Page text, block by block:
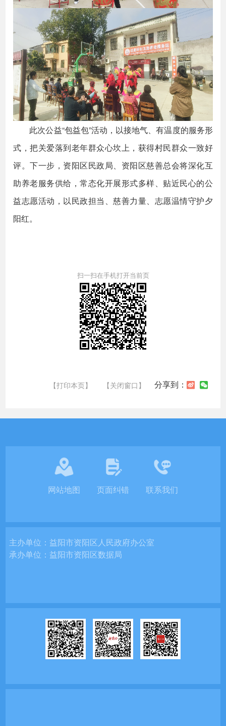
此次公益“包益包”活动，以接地气、有温度的服务形
式，把关爱落到老年群众心坎上，获得村民群众一致好
评。下一步，资阳区民政局、资阳区慈善总会将深化互
助养老服务供给，常态化开展形式多样、贴近民心的公
益志愿活动，以民政担当、慈善力量、志愿温情守护夕
阳红。
扫一扫在手机打开当前页
【打印本页】 【关闭窗口】 分享到：
网站地图 页面纠错 联系我们
主办单位：益阳市资阳区人民政府办公室
承办单位：益阳市资阳区数据局